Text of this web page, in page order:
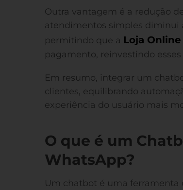
Outra vantagem é a redução
atendimentos simples diminui
permitindo que a Loja Online
pagamento, reinvestindo
Em resumo, integrar um
clientes, equilibrando
experiência do usuário mais
O que é um
WhatsApp?
Um chatbot é uma